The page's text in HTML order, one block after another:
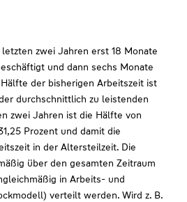
zwei Jahren erst 18 Monate
und dann sechs Monate
der bisherigen Arbeitszeit ist
durchschnittlich zu leistenden
zwei Jahren ist die Hälfte von
Prozent und damit die
in der Altersteilzeit. Die
über den gesamten Zeitraum
in Arbeits- und
verteilt werden. Wird z. B.